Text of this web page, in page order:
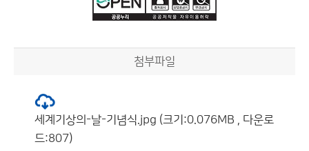
첨부파일
세계기상의-날-기념식.jpg (크기:0.076MB , 다운로
드:807)